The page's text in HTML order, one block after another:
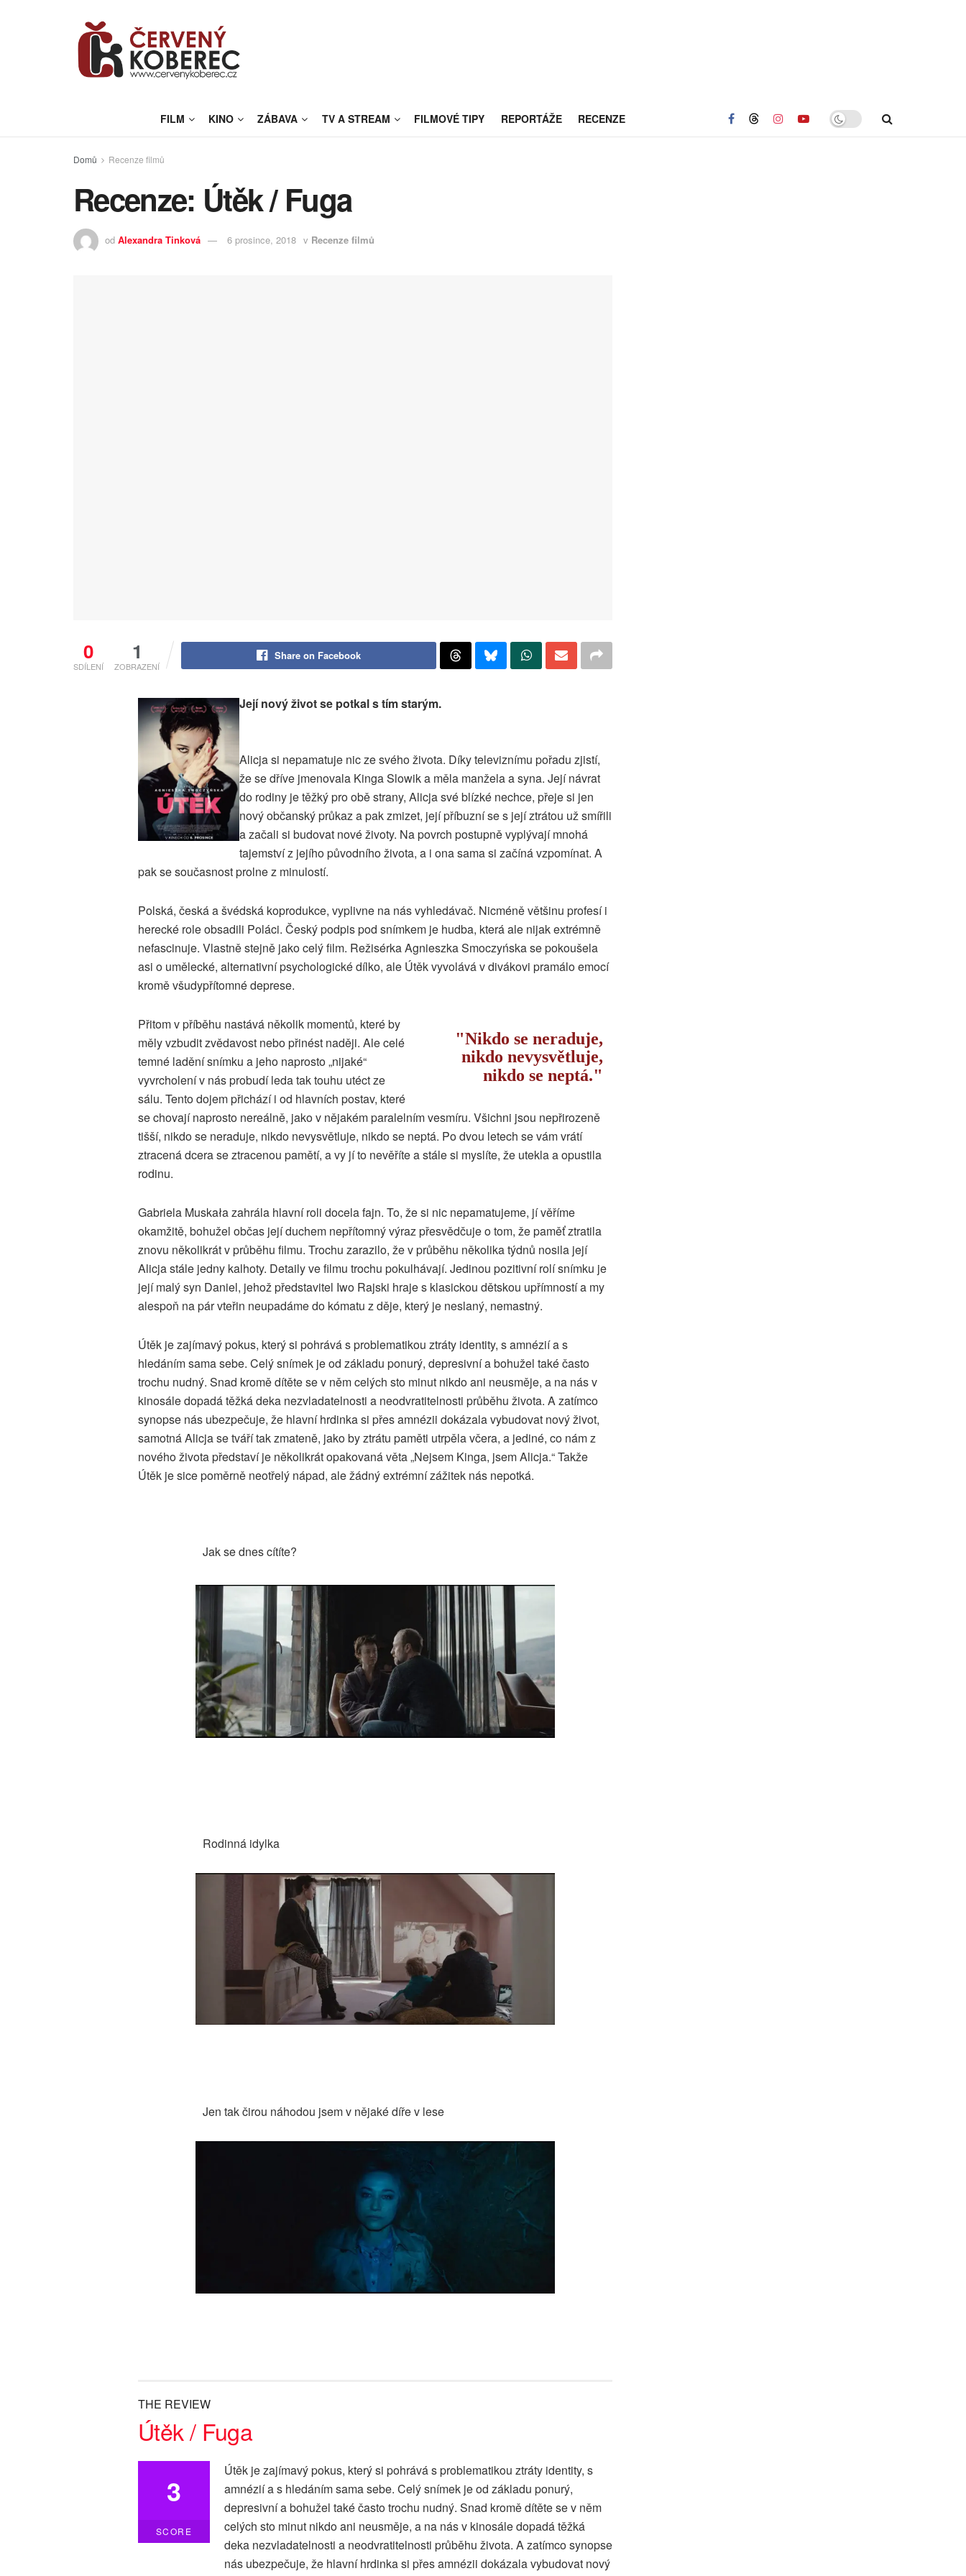
FILM KINO ZÁBAVA TV A STREAM FILMOVÉ TIPY REPORTÁŽE RECENZE
Domů Recenze filmů
Recenze: Útěk / Fuga
od Alexandra Tinková 6 prosince, 2018 v Recenze filmů
0
SDÍLENÍ
1
ZOBRAZENÍ
Share on Facebook
Její nový život se potkal s tím starým.
Alicja si nepamatuje nic ze svého života. Díky televiznímu pořadu zjistí,
že se dříve jmenovala Kinga Slowik a měla manžela a syna. Její návrat
do rodiny je těžký pro obě strany, Alicja své blízké nechce, přeje si jen
nový občanský průkaz a pak zmizet, její příbuzní se s její ztrátou už smířili
a začali si budovat nové životy. Na povrch postupně vyplývají mnohá
tajemství z jejího původního života, a i ona sama si začíná vzpomínat. A
pak se současnost prolne z minulostí.
Polská, česká a švédská koprodukce, vyplivne na nás vyhledávač. Nicméně většinu profesí i
herecké role obsadili Poláci. Český podpis pod snímkem je hudba, která ale nijak extrémně
nefascinuje. Vlastně stejně jako celý film. Režisérka Agnieszka Smoczyńska se pokoušela
asi o umělecké, alternativní psychologické dílko, ale Útěk vyvolává v divákovi pramálo emocí
kromě všudypřítomné deprese.
Nikdo se neraduje,
nikdo nevysvětluje,
nikdo se neptá.
Přitom v příběhu nastává několik momentů, které by
měly vzbudit zvědavost nebo přinést naději. Ale celé
temné ladění snímku a jeho naprosto „nijaké“
vyvrcholení v nás probudí leda tak touhu utéct ze
sálu. Tento dojem přichází i od hlavních postav, které
se chovají naprosto nereálně, jako v nějakém paralelním vesmíru. Všichni jsou nepřirozeně
tišší, nikdo se neraduje, nikdo nevysvětluje, nikdo se neptá. Po dvou letech se vám vrátí
ztracená dcera se ztracenou pamětí, a vy jí to nevěříte a stále si myslíte, že utekla a opustila
rodinu.
Gabriela Muskała zahrála hlavní roli docela fajn. To, že si nic nepamatujeme, jí věříme
okamžitě, bohužel občas její duchem nepřítomný výraz přesvědčuje o tom, že paměť ztratila
znovu několikrát v průběhu filmu. Trochu zarazilo, že v průběhu několika týdnů nosila její
Alicja stále jedny kalhoty. Detaily ve filmu trochu pokulhávají. Jedinou pozitivní rolí snímku je
její malý syn Daniel, jehož představitel Iwo Rajski hraje s klasickou dětskou upřímností a my
alespoň na pár vteřin neupadáme do kómatu z děje, který je neslaný, nemastný.
Útěk je zajímavý pokus, který si pohrává s problematikou ztráty identity, s amnézií a s
hledáním sama sebe. Celý snímek je od základu ponurý, depresivní a bohužel také často
trochu nudný. Snad kromě dítěte se v něm celých sto minut nikdo ani neusměje, a na nás v
kinosále dopadá těžká deka nezvladatelnosti a neodvratitelnosti průběhu života. A zatímco
synopse nás ubezpečuje, že hlavní hrdinka si přes amnézii dokázala vybudovat nový život,
samotná Alicja se tváří tak zmateně, jako by ztrátu paměti utrpěla včera, a jediné, co nám z
nového života představí je několikrát opakovaná věta „Nejsem Kinga, jsem Alicja.“ Takže
Útěk je sice poměrně neotřelý nápad, ale žádný extrémní zážitek nás nepotká.
Jak se dnes cítíte?
Rodinná idylka
Jen tak čirou náhodou jsem v nějaké díře v lese
THE REVIEW
Útěk / Fuga
3
SCORE
Útěk je zajímavý pokus, který si pohrává s problematikou ztráty identity, s
amnézií a s hledáním sama sebe. Celý snímek je od základu ponurý,
depresivní a bohužel také často trochu nudný. Snad kromě dítěte se v něm
celých sto minut nikdo ani neusměje, a na nás v kinosále dopadá těžká
deka nezvladatelnosti a neodvratitelnosti průběhu života. A zatímco synopse
nás ubezpečuje, že hlavní hrdinka si přes amnézii dokázala vybudovat nový